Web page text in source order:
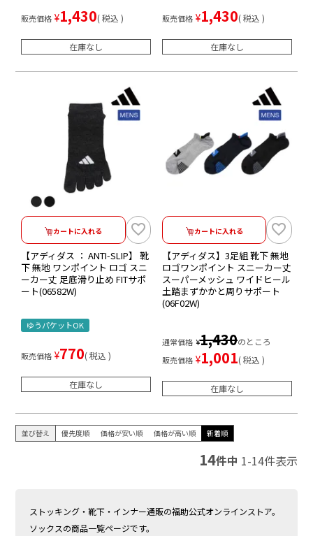
販売価格 ¥1,430 税込
在庫なし
販売価格 ¥1,430 税込
在庫なし
カートに入れる
【アディダス ： ANTI-SLIP】 靴
下 無地 ワンポイント ロゴ スニ
ーカー丈 足底滑り止め FITサポ
ート(06582W)
ゆうパケットOK
販売価格 ¥770 税込
在庫なし
カートに入れる
【アディダス】3足組 靴下 無地
ロゴワンポイント スニーカー丈
スーパーメッシュ ワイドヒール
土踏まずかかと周りサポート
(06F02W)
通常価格 ¥1,430のところ
販売価格 ¥1,001 税込
在庫なし
並び替え 優先度順 価格が安い順 価格が高い順 新着順
14件中 1-14件表示
ストッキング・靴下・インナー通販の福助公式オンラインストア。
ソックスの商品一覧ページです。